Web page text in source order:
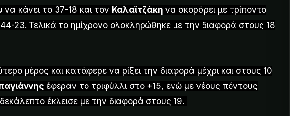
να κάνει το 37-18 και τον Καλαϊτζάκη να σκοράρει με τρίποντο
23. Τελικά το ημίχρονο ολοκληρώθηκε με την διαφορά στους 18
μέρος και κατάφερε να ρίξει την διαφορά μέχρι και στους 10
έφεραν το τριφύλλι στο +15, ενώ με νέους πόντους
έκλεισε με την διαφορά στους 19.